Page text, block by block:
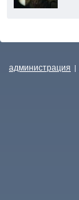
администрация |